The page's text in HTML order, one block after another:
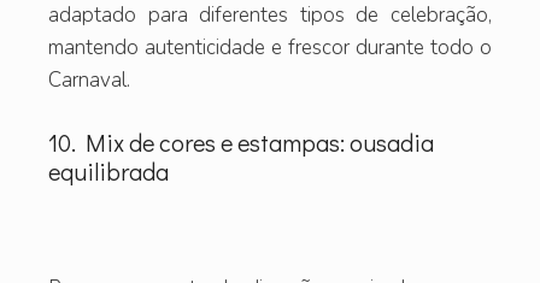
adaptado para diferentes tipos de celebração,
mantendo autenticidade e frescor durante todo o
Carnaval.
10. Mix de cores e estampas: ousadia
equilibrada